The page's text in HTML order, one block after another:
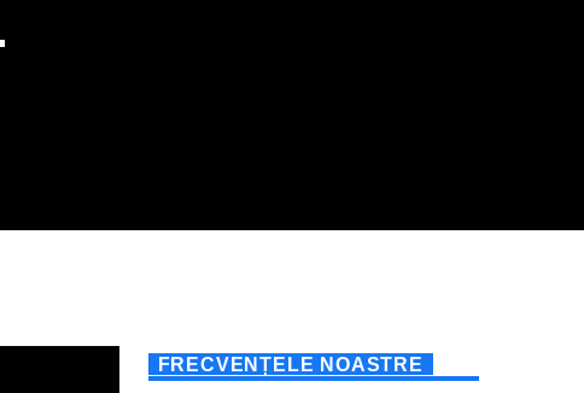
FRECVENȚELE NOASTRE